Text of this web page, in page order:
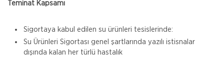
Teminat Kapsamı
Sigortaya kabul edilen su ürünleri tesislerinde:
Su Ürünleri Sigortası genel şartlarında yazılı istisnalar
dışında kalan her türlü hastalık